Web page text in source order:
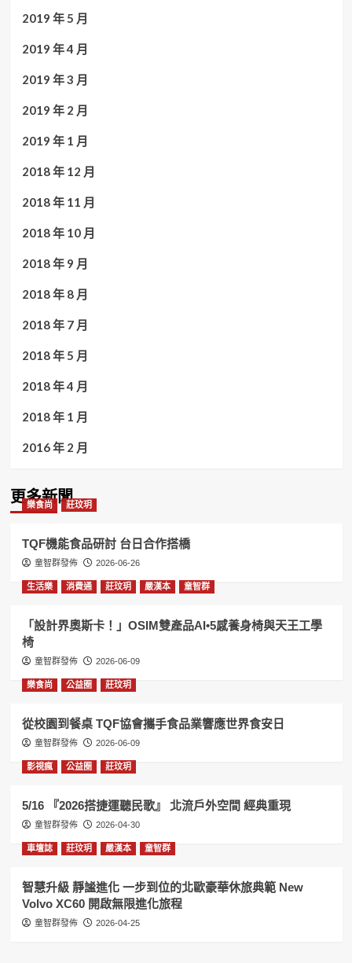
2019 年 5 月
2019 年 4 月
2019 年 3 月
2019 年 2 月
2019 年 1 月
2018 年 12 月
2018 年 11 月
2018 年 10 月
2018 年 9 月
2018 年 8 月
2018 年 7 月
2018 年 5 月
2018 年 4 月
2018 年 1 月
2016 年 2 月
更多新聞
樂食尚 莊玟玥
TQF機能食品研討 台日合作搭橋
童智群發佈 2026-06-26
生活樂 消費通 莊玟玥 嚴漢本 童智群
「設計界奧斯卡！」OSIM雙產品AI•5感養身椅與天王工學
椅
童智群發佈 2026-06-09
樂食尚 公益圈 莊玟玥
從校園到餐桌 TQF協會攜手食品業響應世界食安日
童智群發佈 2026-06-09
影視瘋 公益圈 莊玟玥
5/16 『2026搭捷運聽民歌』 北流戶外空間 經典重現
童智群發佈 2026-04-30
車壇誌 莊玟玥 嚴漢本 童智群
智慧升級 靜謐進化 一步到位的北歐豪華休旅典範 New
Volvo XC60 開啟無限進化旅程
童智群發佈 2026-04-25